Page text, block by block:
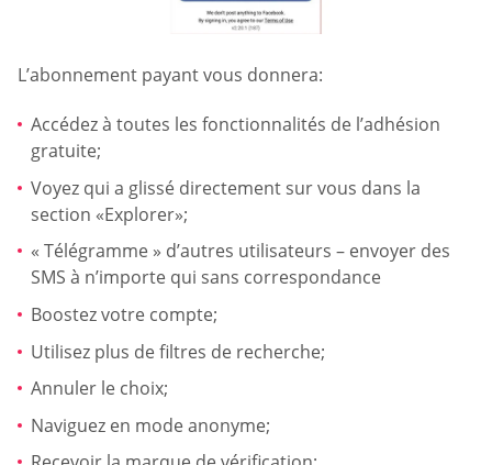
L’abonnement payant vous donnera:
Accédez à toutes les fonctionnalités de l’adhésion
gratuite;
Voyez qui a glissé directement sur vous dans la
section «Explorer»;
« Télégramme » d’autres utilisateurs – envoyer des
SMS à n’importe qui sans correspondance
Boostez votre compte;
Utilisez plus de filtres de recherche;
Annuler le choix;
Naviguez en mode anonyme;